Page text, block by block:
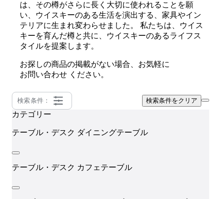
は、その樽がさらに長く大切に使われることを願
い、ウイスキーのある生活を演出する、家具やイン
テリアに生まれ変わらせました。 私たちは、ウイス
キーを育んだ樽と共に、ウイスキーのあるライフス
タイルを提案します。
お探しの商品の掲載がない場合、お気軽に
お問い合わせ ください。
検索条件： 検索条件をクリア
カテゴリー
テーブル・デスク ダイニングテーブル
テーブル・デスク カフェテーブル